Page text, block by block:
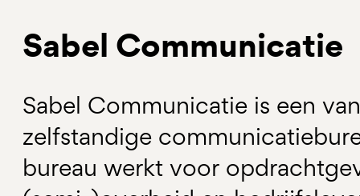
Sabel Communicatie
Sabel Communicatie is een
zelfstandige
bureau werkt voor